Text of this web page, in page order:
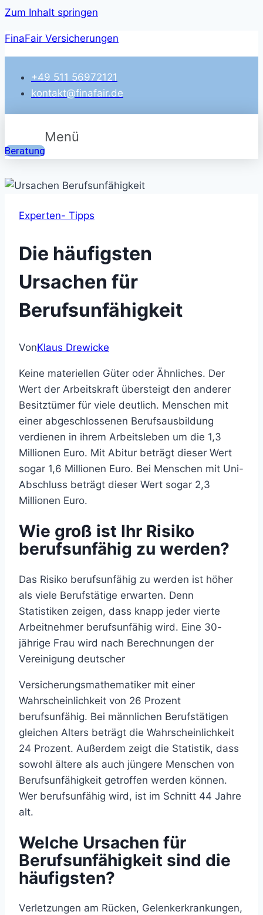
Zum Inhalt springen
FinaFair Versicherungen
+49 511 56972121
kontakt@finafair.de
Menü
Beratung
Experten- Tipps
Die häufigsten
Ursachen für
Berufsunfähigkeit
VonKlaus Drewicke
Keine materiellen Güter oder Ähnliches. Der
Wert der Arbeitskraft übersteigt den anderer
Besitztümer für viele deutlich. Menschen mit
einer abgeschlossenen Berufsausbildung
verdienen in ihrem Arbeitsleben um die 1,3
Millionen Euro. Mit Abitur beträgt dieser Wert
sogar 1,6 Millionen Euro. Bei Menschen mit Uni-
Abschluss beträgt dieser Wert sogar 2,3
Millionen Euro.
Wie groß ist Ihr Risiko
berufsunfähig zu werden?
Das Risiko berufsunfähig zu werden ist höher
als viele Berufstätige erwarten. Denn
Statistiken zeigen, dass knapp jeder vierte
Arbeitnehmer berufsunfähig wird. Eine 30-
jährige Frau wird nach Berechnungen der
Vereinigung deutscher
Versicherungsmathematiker mit einer
Wahrscheinlichkeit von 26 Prozent
berufsunfähig. Bei männlichen Berufstätigen
gleichen Alters beträgt die Wahrscheinlichkeit
24 Prozent. Außerdem zeigt die Statistik, dass
sowohl ältere als auch jüngere Menschen von
Berufsunfähigkeit getroffen werden können.
Wer berufsunfähig wird, ist im Schnitt 44 Jahre
alt.
Welche Ursachen für
Berufsunfähigkeit sind die
häufigsten?
Verletzungen am Rücken, Gelenkerkrankungen,